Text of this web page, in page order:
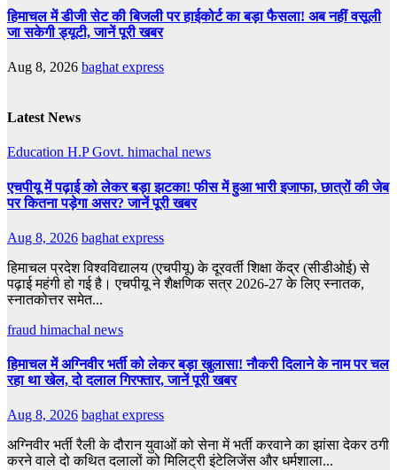
हिमाचल में डीजी सेट की बिजली पर हाईकोर्ट का बड़ा फैसला! अब नहीं वसूली
जा सकेगी ड्यूटी, जानें पूरी खबर
Aug 8, 2026 baghat express
Latest News
Education H.P Govt. himachal news
एचपीयू में पढ़ाई को लेकर बड़ा झटका! फीस में हुआ भारी इजाफा, छात्रों की जेब
पर कितना पड़ेगा असर? जानें पूरी खबर
Aug 8, 2026 baghat express
हिमाचल प्रदेश विश्वविद्यालय (एचपीयू) के दूरवर्ती शिक्षा केंद्र (सीडीओई) से
पढ़ाई महंगी हो गई है। एचपीयू ने शैक्षणिक सत्र 2026-27 के लिए स्नातक,
स्नातकोत्तर समेत...
fraud himachal news
हिमाचल में अग्निवीर भर्ती को लेकर बड़ा खुलासा! नौकरी दिलाने के नाम पर चल
रहा था खेल, दो दलाल गिरफ्तार, जानें पूरी खबर
Aug 8, 2026 baghat express
अग्निवीर भर्ती रैली के दौरान युवाओं को सेना में भर्ती करवाने का झांसा देकर ठगी
करने वाले दो कथित दलालों को मिलिट्री इंटेलिजेंस और धर्मशाला...